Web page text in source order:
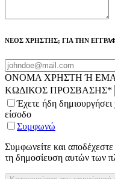
ΝΕΟΣ ΧΡΗΣΤΗΣ; ΓΙΑ ΤΗΝ
ΟΝΟΜΑ ΧΡΗΣΤΗ Ή
ΚΩΔΙΚΟΣ ΠΡΟΣΒΑΣΗΣ*
Έχετε ήδη δημιουργήσει
είσοδο
Συμφωνώ
Συμφωνείτε και
τη δημοσίευση αυτών των